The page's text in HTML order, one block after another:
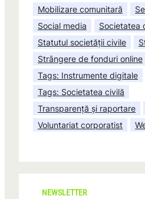
Mobilizare comunitară
Social media
Societatea
Statutul societății civile
Strângere de fonduri online
Tags: Instrumente digitale
Tags: Societatea civilă
Transparență și raportare
Voluntariat corporatist
NEWSLETTER